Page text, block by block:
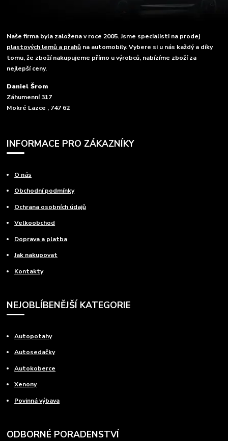
Naše firma byla založena v roce 2005. Jsme specialisti na prodej
plastových lemů a prahů na automobily. Vybere si u nás každý a díky
tomu, že zboží nakupujeme přímo u výrobců, nabízíme zboží za
nejlepší ceny.
Daniel Šrom
Záhumenní 317
Mokré Lazce , 747 62
INFORMACE PRO ZÁKAZNÍKY
O nás
Obchodní podmínky
Ochrana osobních údajů
Velkoobchod
Doprava a platba
Jak nakupovat
Kontakty
NEJOBLÍBENĚJŠÍ KATEGORIE
Autopotahy
Autosedačky
Autokoberce
Xenony
Povinná výbava
ODBORNÉ PORADENSTVÍ